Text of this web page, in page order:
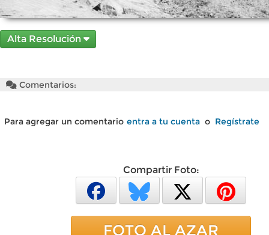
Alta Resolución
Comentarios:
Para agregar un comentario entra a tu cuenta o Regístrate
Compartir Foto:
FOTO AL AZAR